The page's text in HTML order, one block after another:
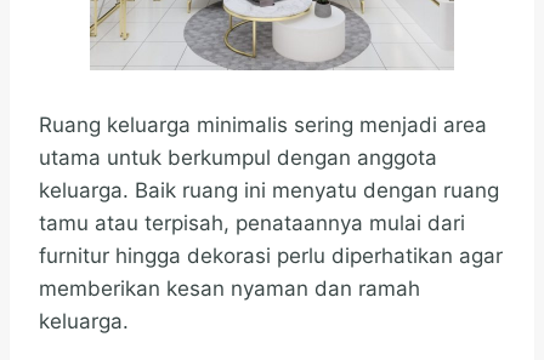
Ruang keluarga minimalis sering menjadi area
utama untuk berkumpul dengan anggota
keluarga. Baik ruang ini menyatu dengan ruang
tamu atau terpisah, penataannya mulai dari
furnitur hingga dekorasi perlu diperhatikan agar
memberikan kesan nyaman dan ramah
keluarga.